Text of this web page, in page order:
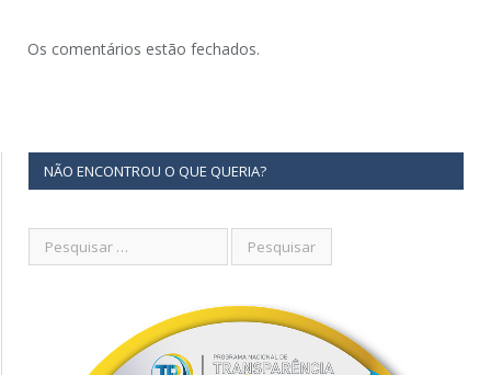
Os comentários estão fechados.
NÃO ENCONTROU O QUE QUERIA?